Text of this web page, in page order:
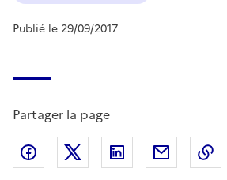
Publié le 29/09/2017
Partager la page
Partager sur Facebook
Partager sur X
Partager sur